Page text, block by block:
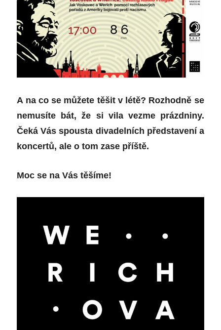
A na co se můžete těšit v létě? Rozhodně se
nemusíte bát, že si vila vezme prázdniny.
Čeká Vás spousta divadelních představení a
koncertů, ale o tom zase příště.
Moc se na Vás těšíme!